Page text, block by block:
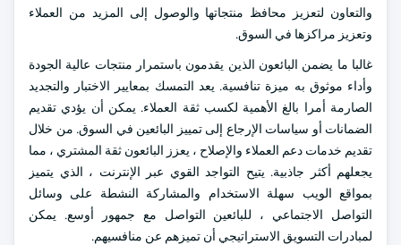
والتعاون لتعزيز محافظ منتجاتها والوصول إلى المزيد من العملاء
وتعزيز مراكزها في السوق.
غالبا ما يضمن البائعون الذين يقدمون باستمرار منتجات عالية الجودة
وأداء موثوق به ميزة تنافسية. يعد التمسك بمعايير الاختبار والتجديد
الصارمة أمرا بالغ الأهمية لكسب ثقة العملاء. يمكن أن يؤدي تقديم
الضمانات أو سياسات الإرجاع إلى تمييز البائعين في السوق. من خلال
تقديم خدمات دعم العملاء والإصلاح ، يعزز البائعون ثقة المشتري ، مما
يجعلهم أكثر جاذبية. يتيح التواجد القوي عبر الإنترنت ، الذي يتميز
بمواقع الويب سهلة الاستخدام والمشاركة النشطة على وسائل
التواصل الاجتماعي ، للبائعين التواصل مع جمهور أوسع. يمكن
لمبادرات التسويق الاستراتيجي أن تميزهم عن منافسيهم.